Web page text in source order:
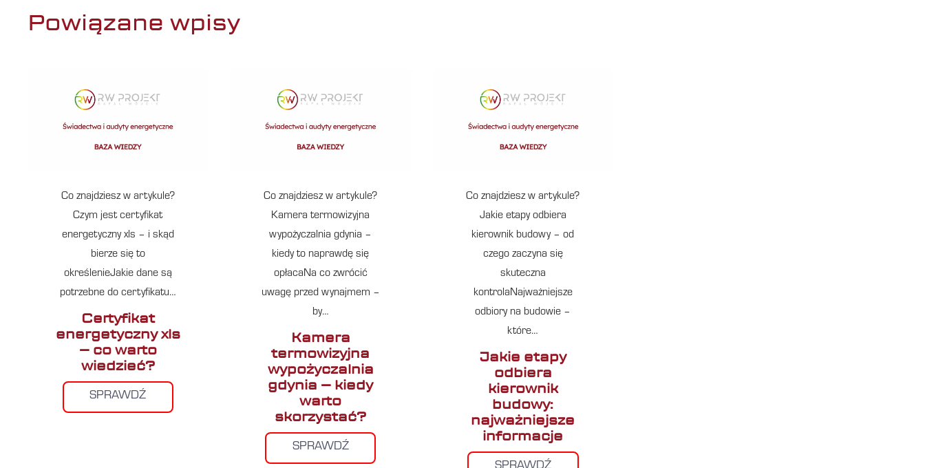
Powiązane wpisy
Co znajdziesz w artykule?
Czym jest certyfikat
energetyczny xls – i skąd
bierze się to
określenieJakie dane są
potrzebne do certyfikatu…
Certyfikat
energetyczny xls
– co warto
wiedzieć?
SPRAWDŹ
Co znajdziesz w artykule?
Kamera termowizyjna
wypożyczalnia gdynia –
kiedy to naprawdę się
opłacaNa co zwrócić
uwagę przed wynajmem –
by…
Kamera
termowizyjna
wypożyczalnia
gdynia – kiedy
warto
skorzystać?
SPRAWDŹ
Co znajdziesz w artykule?
Jakie etapy odbiera
kierownik budowy – od
czego zaczyna się
skuteczna
kontrolaNajważniejsze
odbiory na budowie –
które…
Jakie etapy
odbiera
kierownik
budowy:
najważniejsze
informacje